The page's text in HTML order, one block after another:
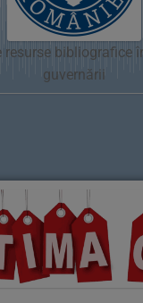
resurse bibliografice
guvernării